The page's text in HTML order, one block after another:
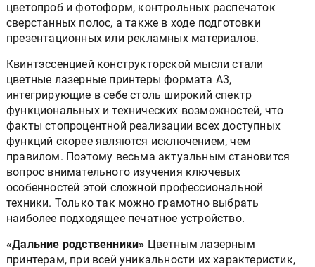
цветопроб и фотоформ, контрольных распечаток
сверстанных полос, а также в ходе подготовки
презентационных или рекламных материалов.
Квинтэссенцией конструкторской мысли стали
цветные лазерные принтеры формата А3,
интегрирующие в себе столь широкий спектр
функциональных и технических возможностей, что
факты стопроцентной реализации всех доступных
функций скорее являются исключением, чем
правилом. Поэтому весьма актуальным становится
вопрос внимательного изучения ключевых
особенностей этой сложной профессиональной
техники. Только так можно грамотно выбрать
наиболее подходящее печатное устройство.
«Дальние родственники» Цветным лазерным
принтерам, при всей уникальности их характеристик,